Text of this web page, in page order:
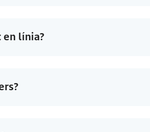
en línia?